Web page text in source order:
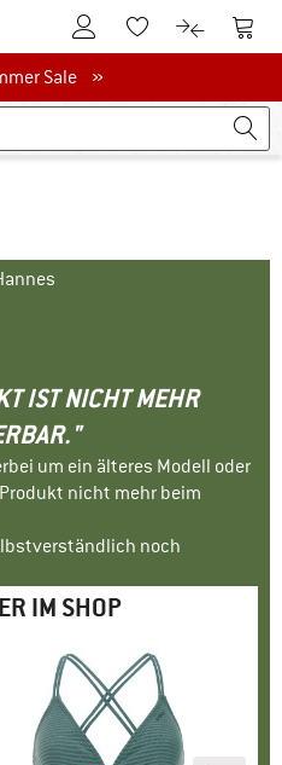
Zum KundenkontoZum Merkzettel.
Zum Zum
SaleSale »
IST NICHT MEHR
um ein älteres Modell oder
nicht mehr beim
noch
IM SHOP